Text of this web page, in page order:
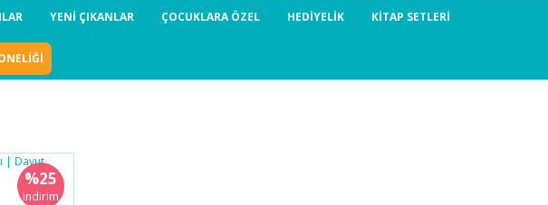
YENİ ÇIKANLAR ÇOCUKLARA ÖZEL HEDİYELİK KİTAP SETLERİ
%25
indirim